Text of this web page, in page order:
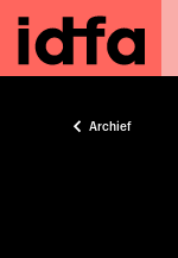
Archief